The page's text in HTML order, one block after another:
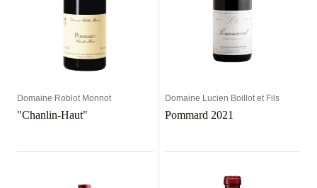
Domaine Roblot Monnot
"Chanlin-Haut"
Domaine Lucien Boillot et Fils
Pommard 2021